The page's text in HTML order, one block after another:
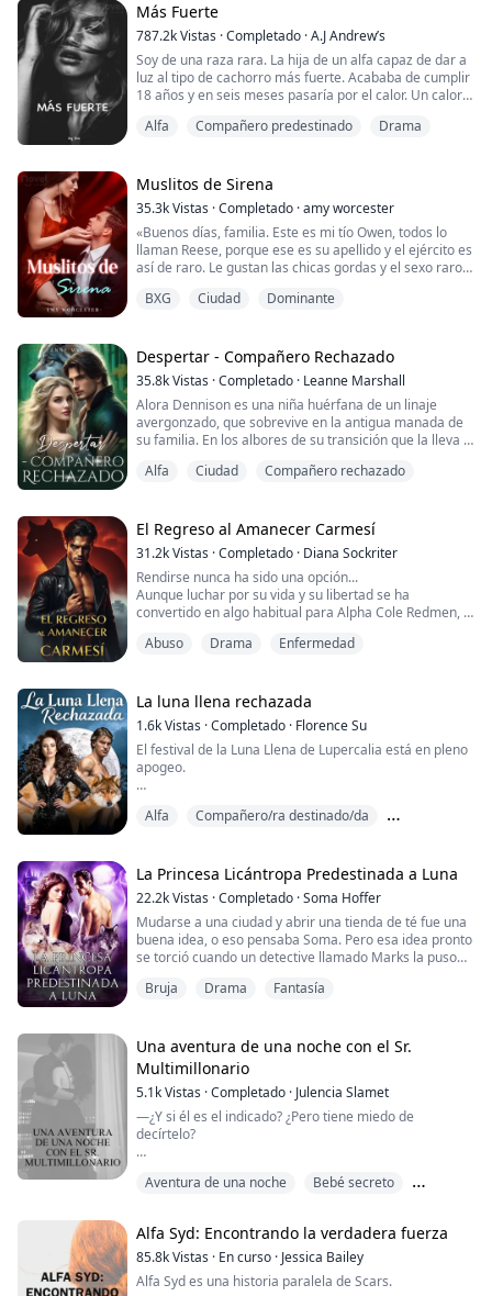
tener su propia vida. Lo que no espera es que un
hermanastro perdido ...
Más Fuerte
787.2kVistas ·Completado ·A.J Andrew’s
Soy de una raza rara. La hija de un alfa capaz de dar a
luz al tipo de cachorro más fuerte. Acababa de cumplir
18 años y en seis meses pasaría por el calor. Un calor
invitaron a los líderes de la manada y a sus hijos a
que una hembra alfa fue...
Alfa Compañero predestinado Drama
Muslitos de Sirena
35.3kVistas ·Completado ·amy worcester
«Buenos días, familia. Este es mi tío Owen, todos lo
llaman Reese, porque ese es su apellido y el ejército es
así de raro. Le gustan las chicas gordas y el sexo raro».
está bajo el control de un hombre. Con un padre
ausente, un hermanastro abusivo y un exmarido
manipulado...
BXG Ciudad Dominante
Despertar - Compañero Rechazado
35.8kVistas ·Completado · Leanne Marshall
Alora Dennison es una niña huérfana de un linaje
avergonzado, que sobrevive en la antigua manada de
su familia. En los albores de su transición que la lleva a
su huella en la pareja con la que estará unida por toda
hubiera querido crear laz...
Alfa Ciudad Compañero rechazado
El Regreso al Amanecer Carmesí
31.2kVistas ·Completado · Diana Sockriter
Rendirse nunca ha sido una opción...
Aunque luchar por su vida y su libertad se ha
convertido en algo habitual para Alpha Cole Redmen, la
nuevo cuando por fin regresa al lugar al que nunca ha
superar un obstáculo tras otro para llegar al lugar que
solo con...
Abuso Drama Enfermedad
La luna llena rechazada
1.6kVistas ·Completado · Florence Su
El festival de la Luna Llena de Lupercalia está en pleno
apogeo.
locos para cazar y aparearse.
pero yo me quedo atrás.
A pesar de nuestros tres años de apareamiento, no me
he transformado en mi loba, ni he producido el ansiado
heredero. La ma...
Alfa
Compañero/ra destinado/da
La Princesa Licántropa Predestinada a Luna
22.2kVistas ·Completado ·Soma Hoffer
Mudarse a una ciudad y abrir una tienda de té fue una
buena idea, o eso pensaba Soma. Pero esa idea pronto
se torció cuando un detective llamado Marks la puso
de la manada de la Luna de Sangre. Oliver compra té y
descubre esto poco después. No quer...
Bruja Drama Fantasía
Una aventura de una noche con el Sr.
Multimillonario
5.1kVistas ·Completado · Julencia Slamet
—¿Y si él es el indicado? ¿Pero tiene miedo de
decírtelo?
Dos personas se enamoraron.
despertara. Y cuando finalmente despertó, no podía
recordar quién era el extraño con el que había pasado
la noche.
Aventura de una noche
Bebé secreto
Alfa Syd: Encontrando la verdadera fuerza
85.8kVistas · En curso · Jessica Bailey
Alfa Syd es una historia paralela de Scars.